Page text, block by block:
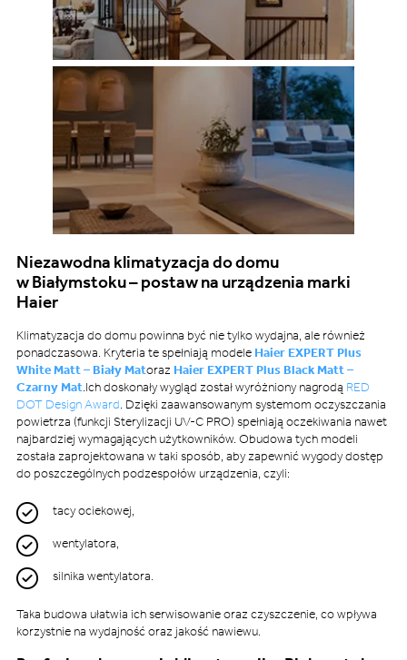
Niezawodna klimatyzacja do domu
w Białymstoku – postaw na urządzenia marki
Haier
Klimatyzacja do domu powinna być nie tylko wydajna, ale również
ponadczasowa. Kryteria te spełniają modele Haier EXPERT Plus
White Matt – Biały Matoraz Haier EXPERT Plus Black Matt –
Czarny Mat.Ich doskonały wygląd został wyróżniony nagrodą RED
DOT Design Award. Dzięki zaawansowanym systemom oczyszczania
powietrza (funkcji Sterylizacji UV-C PRO) spełniają oczekiwania nawet
najbardziej wymagających użytkowników. Obudowa tych modeli
została zaprojektowana w taki sposób, aby zapewnić wygody dostęp
do poszczególnych podzespołów urządzenia, czyli:
tacy ociekowej,
wentylatora,
silnika wentylatora.
Taka budowa ułatwia ich serwisowanie oraz czyszczenie, co wpływa
korzystnie na wydajność oraz jakość nawiewu.